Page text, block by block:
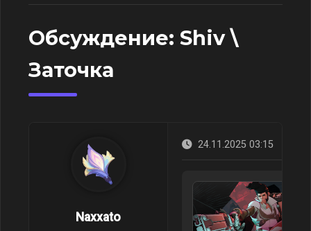
Обсуждение: Shiv \
Заточка
Naxxato
24.11.2025 03:15